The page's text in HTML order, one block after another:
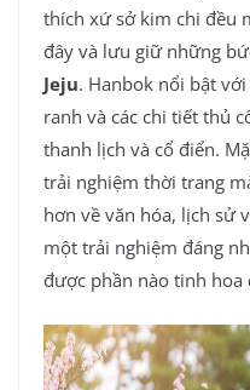
thích xứ sở kim chi đều
đây và lưu giữ những
Jeju. Hanbok nổi bật
ranh và các chi tiết thủ
thanh lịch và cổ điển.
trải nghiệm thời trang
hơn về văn hóa, lịch sử
một trải nghiệm đáng
được phần nào tinh hoa